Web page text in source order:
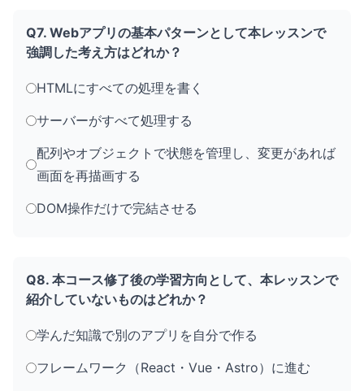
Q7. Webアプリの基本パターンとして本レッスンで
強調した考え方はどれか？
HTMLにすべての処理を書く
サーバーがすべて処理する
配列やオブジェクトで状態を管理し、変更があれば
画面を再描画する
DOM操作だけで完結させる
Q8. 本コース修了後の学習方向として、本レッスンで
紹介していないものはどれか？
学んだ知識で別のアプリを自分で作る
フレームワーク（React・Vue・Astro）に進む